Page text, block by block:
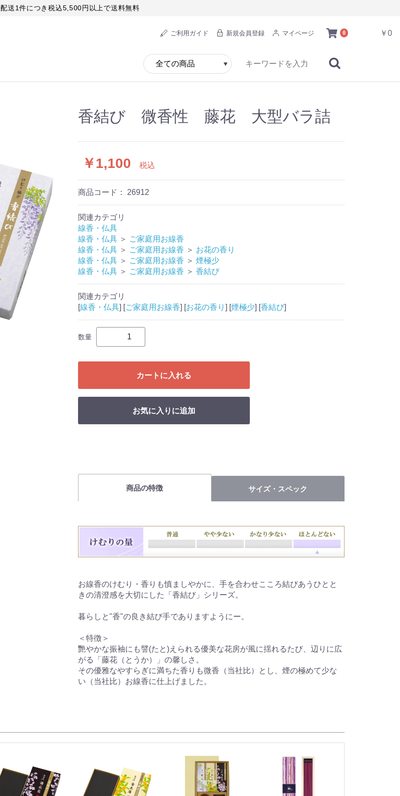
配送1件につき税込5,500円以上で送料無料
0 ￥0
ご利用ガイド 新規会員登録 マイページ
香結び 微香性 藤花 大型バラ詰
￥1,100 税込
商品コード： 26912
関連カテゴリ
線香・仏具
線香・仏具 ＞ ご家庭用お線香
線香・仏具 ＞ ご家庭用お線香 ＞ お花の香り
線香・仏具 ＞ ご家庭用お線香 ＞ 煙極少
線香・仏具 ＞ ご家庭用お線香 ＞ 香結び
関連カテゴリ
[線香・仏具] [ご家庭用お線香] [お花の香り ] [煙極少] [香結び]
数量
カートに入れる
お気に入りに追加
商品の特徴 サイズ・スペック
お線香のけむり・香りも慎ましやかに、手を合わせこころ結びあうひとと
きの清澄感を大切にした「香結び」シリーズ。
暮らしと"香"の良き結び手でありますようにー。
＜特徴＞
艷やかな振袖にも譬(たと)えられる優美な花房が風に揺れるたび、辺りに広
がる「藤花（とうか）」の馨しさ。
その優雅なやすらぎに満ちた香りも微香（当社比）とし、煙の極めて少な
い（当社比）お線香に仕上げました。